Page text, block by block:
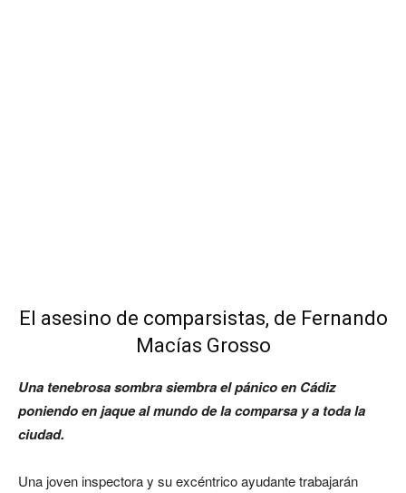
El asesino de comparsistas, de Fernando
Macías Grosso
Una tenebrosa sombra siembra el pánico en Cádiz
poniendo en jaque al mundo de la comparsa y a toda la
ciudad.
Una joven inspectora y su excéntrico ayudante trabajarán